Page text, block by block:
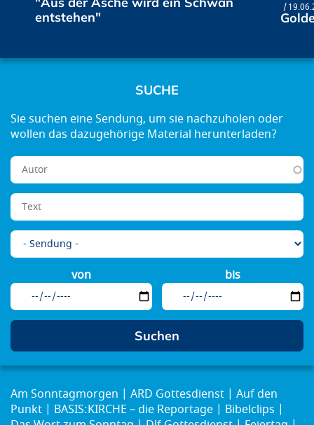
entstehen"
SUCHE
von bis
Am Sonntagmorgen ARD Gottesdienst
Auf den
Punkt
BASIS:KIRCHE – die Reportage
Bibelclips